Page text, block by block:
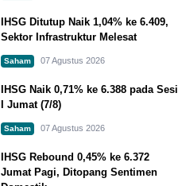
IHSG Ditutup Naik 1,04% ke 6.409,
Sektor Infrastruktur Melesat
Saham 07 Agustus 2026
IHSG Naik 0,71% ke 6.388 pada Sesi
I Jumat (7/8)
Saham 07 Agustus 2026
IHSG Rebound 0,45% ke 6.372
Jumat Pagi, Ditopang Sentimen